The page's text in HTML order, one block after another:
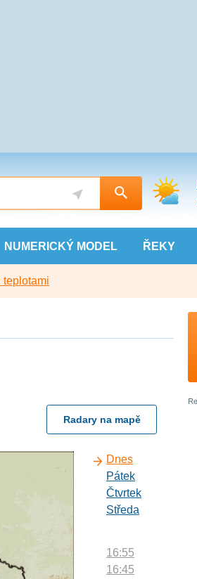
NUMERICKÝ MODEL ŘEKY
teplotami
Radary na mapě
Dnes
Pátek
Čtvrtek
Středa
16:55
16:45